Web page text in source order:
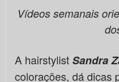
Vídeos semanais
A hairstylistSandra
colorações, dá dicas